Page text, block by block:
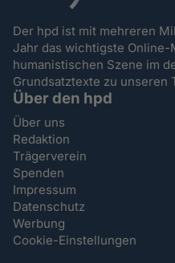
Der hpd ist mit mehreren
Jahr das wichtigste
humanistischen Szene im
Grundsatztexte zu unseren
Über den hpd
Über uns
Redaktion
Trägerverein
Spenden
Impressum
Datenschutz
Werbung
Cookie-Einstellungen